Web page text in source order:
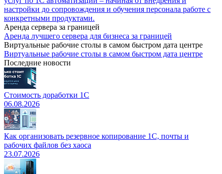
настройки до сопровождения и обучения персонала работе с
конкретными продуктами.
Аренда сервера за границей
Аренда лучшего сервера для бизнеса за границей
Виртуальные рабочие столы в самом быстром дата центре
Виртуальные рабочие столы в самом быстром дата центре
Последние новости
Стоимость доработки 1С
06.08.2026
Как организовать резервное копирование 1С, почты и
рабочих файлов без хаоса
23.07.2026